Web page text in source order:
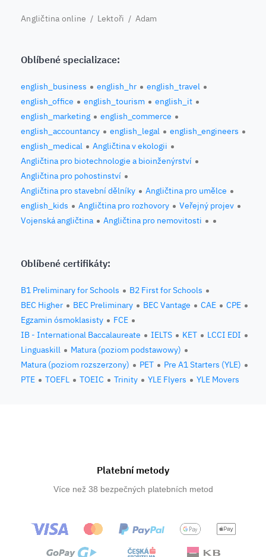
Angličtina online / Lektoři / Adam
Oblíbené specializace:
english_business english_hr
english_travel
english_office
english_tourism
english_it
english_marketing
english_commerce
english_accountancy
english_legal
english_engineers
english_medical
Angličtina v ekologii
Angličtina pro biotechnologie a bioinženýrství
Angličtina pro pohostinství
Angličtina pro stavební dělníky
Angličtina pro umělce
english_kids
Angličtina pro rozhovory
Veřejný projev
Vojenská angličtina
Angličtina pro nemovitosti
Oblíbené certifikáty:
B1 Preliminary for Schools
B2 First for Schools
BEC Higher
BEC Preliminary BEC Vantage CAE
CPE
Egzamin ósmoklasisty
FCE
IB - International Baccalaureate
IELTS KET
LCCI EDI
Linguaskill
Matura (poziom podstawowy)
Matura (poziom rozszerzony)
PET
Pre A1 Starters (YLE)
PTE
TOEFL TOEIC Trinity YLE Flyers YLE Movers
Platební metody
Více než 38 bezpečných platebních metod